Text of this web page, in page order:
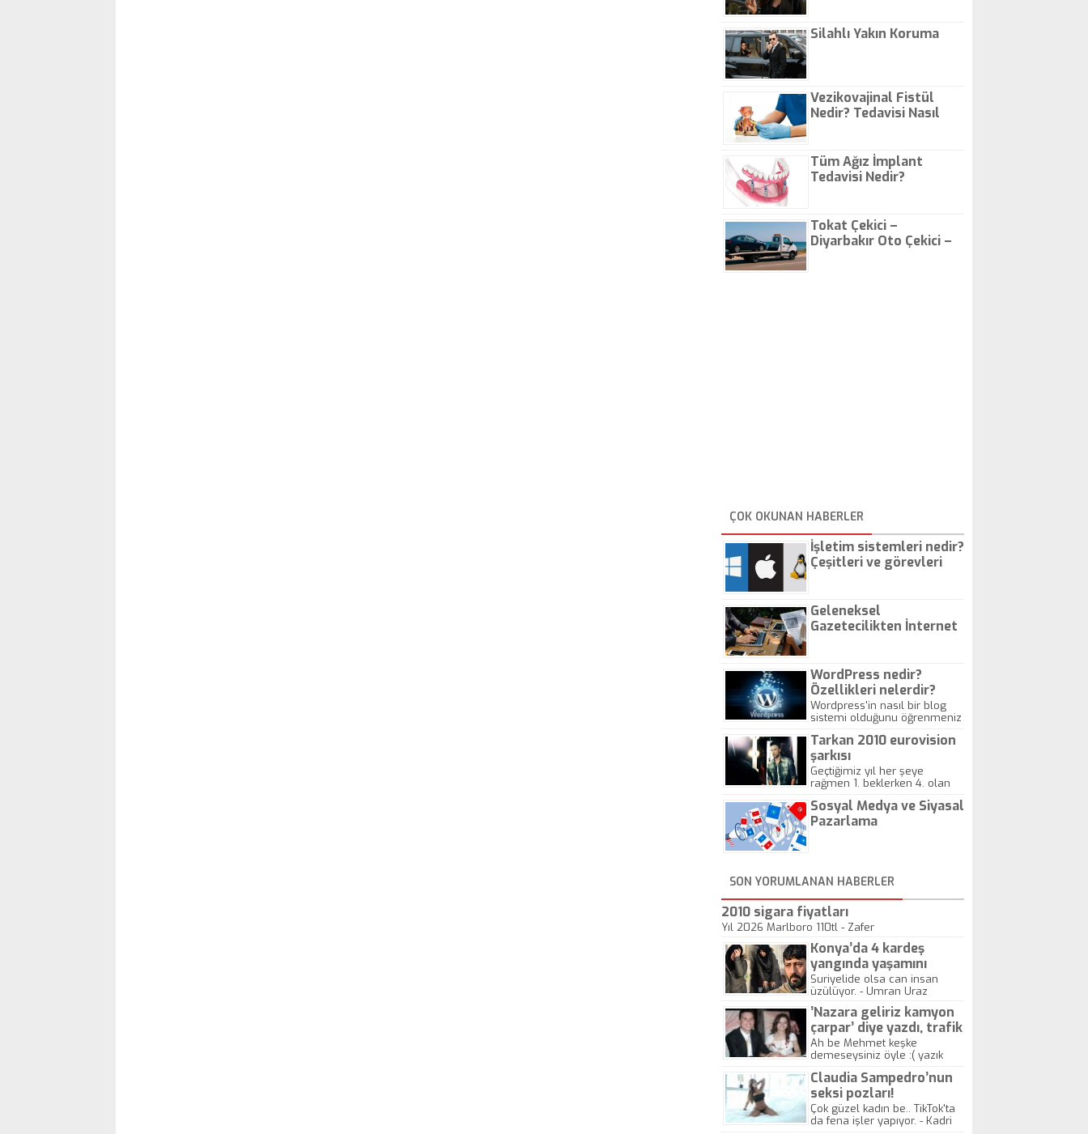
Silahlı Yakın Koruma
Vezikovajinal Fistül
Nedir? Tedavisi Nasıl
Tüm Ağız İmplant
Tedavisi Nedir?
Tokat Çekici –
Diyarbakır Oto Çekici –
ÇOK OKUNAN HABERLER
İşletim sistemleri nedir?
Çeşitleri ve görevleri
Geleneksel
Gazetecilikten İnternet
WordPress nedir?
Özellikleri nelerdir?
Wordpress'in nasıl bir blog
sistemi olduğunu öğrenmeniz
Tarkan 2010 eurovision
şarkısı
Geçtiğimiz yıl her şeye
rağmen 1. beklerken 4. olan
gösterisinin bu yarışmada
önemli olmadığını anlamıştır.
Sosyal Medya ve Siyasal
Pazarlama
SON YORUMLANAN HABERLER
2010 sigara fiyatları
Yıl 2026 Marlboro 110tl - Zafer
Konya’da 4 kardeş
yangında yaşamını
yitirdi
Suriyelide olsa can insan
üzülüyor. - Umran Uraz
’Nazara geliriz kamyon
çarpar’ diye yazdı, trafik
kazasında öldü!
Ah be Mehmet keşke
demeseysiniz öyle :( yazık
Claudia Sampedro’nun
seksi pozları!
Çok güzel kadın be.. TikTok'ta
da fena işler yapıyor. - Kadri